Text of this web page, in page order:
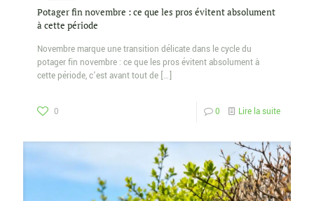
Potager fin novembre : ce que les pros évitent absolument
à cette période
Novembre marque une transition délicate dans le cycle du
potager fin novembre : ce que les pros évitent absolument à
cette période, c’est avant tout de […]
0 0 Lire la suite